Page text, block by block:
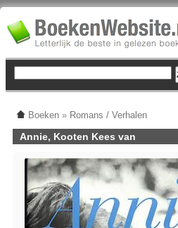
Boeken » Romans / Verhalen
Annie, Kooten Kees van